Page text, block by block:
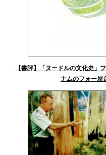
【書評】「ヌードルの文化史」
ナムのフォー屋